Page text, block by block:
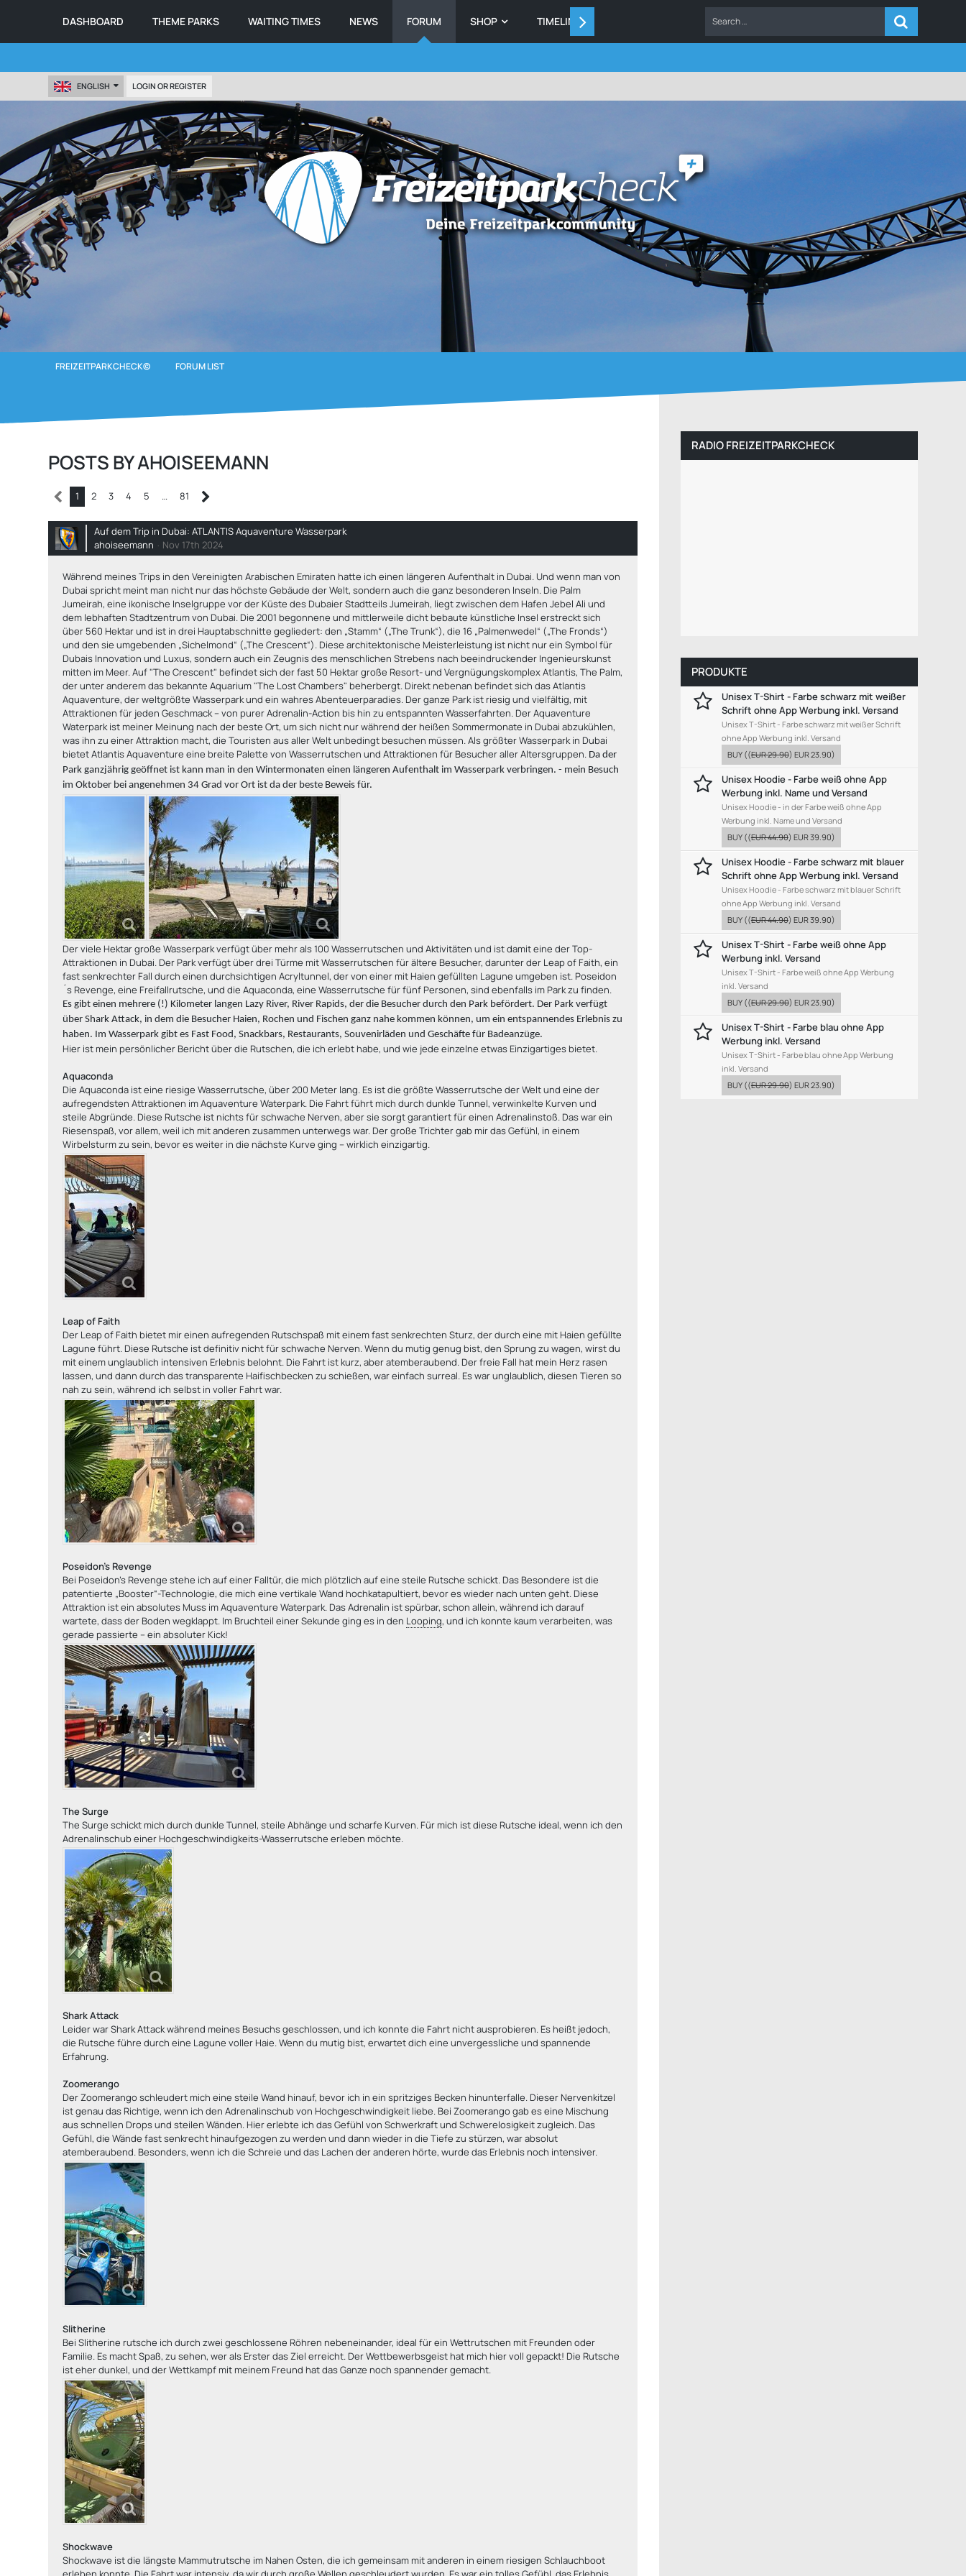
DASHBOARD THEME PARKS WAITING TIMES NEWS FORUM SHOP TIMELINE
ENGLISH LOGIN OR REGISTER
FREIZEITPARKCHECK© FORUM LIST
POSTS BY AHOISEEMANN
1 2 3 4 5 … 81
Auf dem Trip in Dubai: ATLANTIS Aquaventure Wasserpark
ahoiseemann
Nov 17th 2024
Während meines Trips in den Vereinigten Arabischen Emiraten hatte ich einen längeren Aufenthalt in Dubai. Und wenn man von
Dubai spricht meint man nicht nur das höchste Gebäude der Welt, sondern auch die ganz besonderen Inseln. Die Palm
Jumeirah, eine ikonische Inselgruppe vor der Küste des Dubaier Stadtteils Jumeirah, liegt zwischen dem Hafen Jebel Ali und
dem lebhaften Stadtzentrum von Dubai. Die 2001 begonnene und mittlerweile dicht bebaute künstliche Insel erstreckt sich
über 560 Hektar und ist in drei Hauptabschnitte gegliedert: den „Stamm“ („The Trunk“), die 16 „Palmenwedel“ („The Fronds“)
und den sie umgebenden „Sichelmond“ („The Crescent“). Diese architektonische Meisterleistung ist nicht nur ein Symbol für
Dubais Innovation und Luxus, sondern auch ein Zeugnis des menschlichen Strebens nach beeindruckender Ingenieurskunst
mitten im Meer. Auf "The Crescent" befindet sich der fast 50 Hektar große Resort- und Vergnügungskomplex Atlantis, The Palm,
der unter anderem das bekannte Aquarium "The Lost Chambers" beherbergt. Direkt nebenan befindet sich das Atlantis
Aquaventure, der weltgrößte Wasserpark und ein wahres Abenteuerparadies. Der ganze Park ist riesig und vielfältig, mit
Attraktionen für jeden Geschmack – von purer Adrenalin-Action bis hin zu entspannten Wasserfahrten. Der Aquaventure
Waterpark ist meiner Meinung nach der beste Ort, um sich nicht nur während der heißen Sommermonate in Dubai abzukühlen,
was ihn zu einer Attraktion macht, die Touristen aus aller Welt unbedingt besuchen müssen. Als größter Wasserpark in Dubai
bietet Atlantis Aquaventure eine breite Palette von Wasserrutschen und Attraktionen für Besucher aller Altersgruppen. Da der
Park ganzjährig geöffnet ist kann man in den Wintermonaten einen längeren Aufenthalt im Wasserpark verbringen. - mein Besuch
im Oktober bei angenehmen 34 Grad vor Ort ist da der beste Beweis für.
Der viele Hektar große Wasserpark verfügt über mehr als 100 Wasserrutschen und Aktivitäten und ist damit eine der Top-
Attraktionen in Dubai. Der Park verfügt über drei Türme mit Wasserrutschen für ältere Besucher, darunter der Leap of Faith, ein
fast senkrechter Fall durch einen durchsichtigen Acryltunnel, der von einer mit Haien gefüllten Lagune umgeben ist. Poseidon
´s Revenge, eine Freifallrutsche, und die Aquaconda, eine Wasserrutsche für fünf Personen, sind ebenfalls im Park zu finden.
Es gibt einen mehrere (!) Kilometer langen Lazy River, River Rapids, der die Besucher durch den Park befördert. Der Park verfügt
über Shark Attack, in dem die Besucher Haien, Rochen und Fischen ganz nahe kommen können, um ein entspannendes Erlebnis zu
haben. Im Wasserpark gibt es Fast Food, Snackbars, Restaurants, Souvenirläden und Geschäfte für Badeanzüge.
Hier ist mein persönlicher Bericht über die Rutschen, die ich erlebt habe, und wie jede einzelne etwas Einzigartiges bietet.
Aquaconda
Die Aquaconda ist eine riesige Wasserrutsche, über 200 Meter lang. Es ist die größte Wasserrutsche der Welt und eine der
aufregendsten Attraktionen im Aquaventure Waterpark. Die Fahrt führt mich durch dunkle Tunnel, verwinkelte Kurven und
steile Abgründe. Diese Rutsche ist nichts für schwache Nerven, aber sie sorgt garantiert für einen Adrenalinstoß. Das war ein
Riesenspaß, vor allem, weil ich mit anderen zusammen unterwegs war. Der große Trichter gab mir das Gefühl, in einem
Wirbelsturm zu sein, bevor es weiter in die nächste Kurve ging – wirklich einzigartig.
Leap of Faith
Der Leap of Faith bietet mir einen aufregenden Rutschspaß mit einem fast senkrechten Sturz, der durch eine mit Haien gefüllte
Lagune führt. Diese Rutsche ist definitiv nicht für schwache Nerven. Wenn du mutig genug bist, den Sprung zu wagen, wirst du
mit einem unglaublich intensiven Erlebnis belohnt. Die Fahrt ist kurz, aber atemberaubend. Der freie Fall hat mein Herz rasen
lassen, und dann durch das transparente Haifischbecken zu schießen, war einfach surreal. Es war unglaublich, diesen Tieren so
nah zu sein, während ich selbst in voller Fahrt war.
Poseidon's Revenge
Bei Poseidon's Revenge stehe ich auf einer Falltür, die mich plötzlich auf eine steile Rutsche schickt. Das Besondere ist die
patentierte „Booster“-Technologie, die mich eine vertikale Wand hochkatapultiert, bevor es wieder nach unten geht. Diese
Attraktion ist ein absolutes Muss im Aquaventure Waterpark. Das Adrenalin ist spürbar, schon allein, während ich darauf
wartete, dass der Boden wegklappt. Im Bruchteil einer Sekunde ging es in den Looping, und ich konnte kaum verarbeiten, was
gerade passierte – ein absoluter Kick!
The Surge
The Surge schickt mich durch dunkle Tunnel, steile Abhänge und scharfe Kurven. Für mich ist diese Rutsche ideal, wenn ich den
Adrenalinschub einer Hochgeschwindigkeits-Wasserrutsche erleben möchte.
Shark Attack
Leider war Shark Attack während meines Besuchs geschlossen, und ich konnte die Fahrt nicht ausprobieren. Es heißt jedoch,
die Rutsche führe durch eine Lagune voller Haie. Wenn du mutig bist, erwartet dich eine unvergessliche und spannende
Erfahrung.
Zoomerango
Der Zoomerango schleudert mich eine steile Wand hinauf, bevor ich in ein spritziges Becken hinunterfalle. Dieser Nervenkitzel
ist genau das Richtige, wenn ich den Adrenalinschub von Hochgeschwindigkeit liebe. Bei Zoomerango gab es eine Mischung
aus schnellen Drops und steilen Wänden. Hier erlebte ich das Gefühl von Schwerkraft und Schwerelosigkeit zugleich. Das
Gefühl, die Wände fast senkrecht hinaufgezogen zu werden und dann wieder in die Tiefe zu stürzen, war absolut
atemberaubend. Besonders, wenn ich die Schreie und das Lachen der anderen hörte, wurde das Erlebnis noch intensiver.
Slitherine
Bei Slitherine rutsche ich durch zwei geschlossene Röhren nebeneinander, ideal für ein Wettrutschen mit Freunden oder
Familie. Es macht Spaß, zu sehen, wer als Erster das Ziel erreicht. Der Wettbewerbsgeist hat mich hier voll gepackt! Die Rutsche
ist eher dunkel, und der Wettkampf mit meinem Freund hat das Ganze noch spannender gemacht.
Shockwave
Shockwave ist die längste Mammutrutsche im Nahen Osten, die ich gemeinsam mit anderen in einem riesigen Schlauchboot
RADIO FREIZEITPARKCHECK
PRODUKTE
Unisex T-Shirt - Farbe schwarz mit weißer
Schrift ohne App Werbung inkl. Versand
Unisex T-Shirt - Farbe schwarz mit weißer Schrift
ohne App Werbung inkl. Versand
BUY ((EUR 29.90) EUR 23.90)
Unisex Hoodie - Farbe weiß ohne App
Werbung inkl. Name und Versand
Unisex Hoodie - in der Farbe weiß ohne App
Werbung inkl. Name und Versand
BUY ((EUR 44.90) EUR 39.90)
Unisex Hoodie - Farbe schwarz mit blauer
Schrift ohne App Werbung inkl. Versand
Unisex Hoodie - Farbe schwarz mit blauer Schrift
ohne App Werbung inkl. Versand
BUY ((EUR 44.90) EUR 39.90)
Unisex T-Shirt - Farbe weiß ohne App
Werbung inkl. Versand
Unisex T-Shirt - Farbe weiß ohne App Werbung
inkl. Versand
BUY ((EUR 29.90) EUR 23.90)
Unisex T-Shirt - Farbe blau ohne App
Werbung inkl. Versand
Unisex T-Shirt - Farbe blau ohne App Werbung
inkl. Versand
BUY ((EUR 29.90) EUR 23.90)